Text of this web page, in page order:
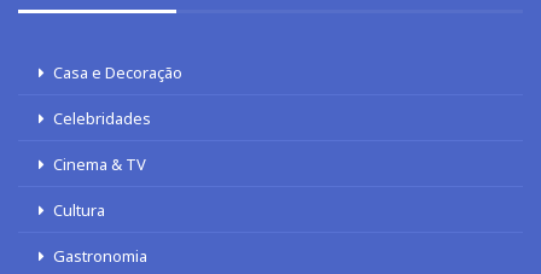
Casa e Decoração
Celebridades
Cinema & TV
Cultura
Gastronomia